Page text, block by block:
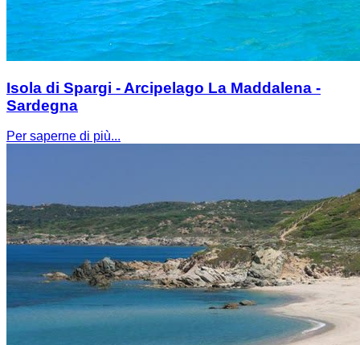
Isola di Spargi - Arcipelago La Maddalena -
Sardegna
Per saperne di più...